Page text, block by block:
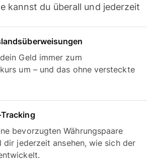
kannst du überall und jederzeit
Geld immer zum
um – und das ohne versteckte
bevorzugten Währungspaare
dir jederzeit ansehen, wie sich der